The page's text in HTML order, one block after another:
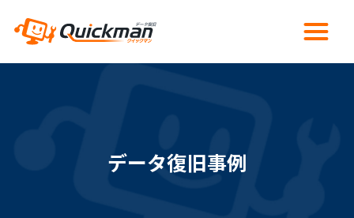
データ復旧事例